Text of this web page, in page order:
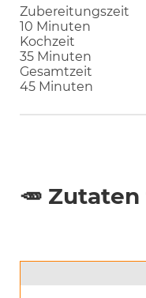
Zubereitungszeit
10 Minuten
Minuten
Kochzeit
35Minuten
Minuten
Gesamtzeit
45Minuten
Minuten
🥕